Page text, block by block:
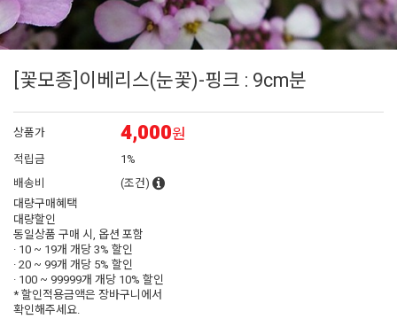
[꽃모종]이베리스(눈꽃)-핑크 : 9cm분
상품가 4,000원
적립금
1%
배송비
(조건)
대량구매혜택
대량할인
동일상품 구매 시, 옵션 포함
· 10 ~ 19개 개당3% 할인
· 20 ~ 99개 개당 5% 할인
· 100 ~ 99999개 개당 10% 할인
* 할인적용금액은 장바구니에서
확인해주세요.